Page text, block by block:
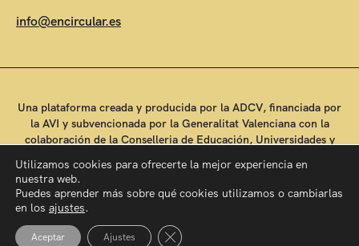
info@encircular.es
Una plataforma creada y producida por la ADCV, financiada por
la AVI y subvencionada por la Generalitat Valenciana con la
colaboración de la Conselleria de Educación, Universidades y
Utilizamos cookies para ofrecerte la mejor experiencia en
nuestra web.
Puedes aprender más sobre qué cookies utilizamos o cambiarlas
en los ajustes.
Aceptar Ajustes Cerrar el banner de cookies RGPD